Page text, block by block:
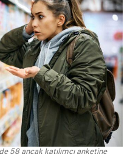
58 ancak katılımcı anketine